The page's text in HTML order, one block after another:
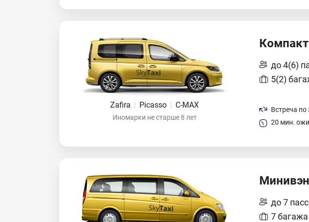
Zafira | Picasso | C-MAX
Иномарки не старше 8 лет
до 4(6)
5(2)
Встреча по
20 мин.
Минивэн
до 7
7 багажа